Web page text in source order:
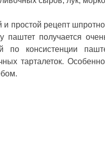
и простой рецепт
получается
по консистенции
тарталеток.